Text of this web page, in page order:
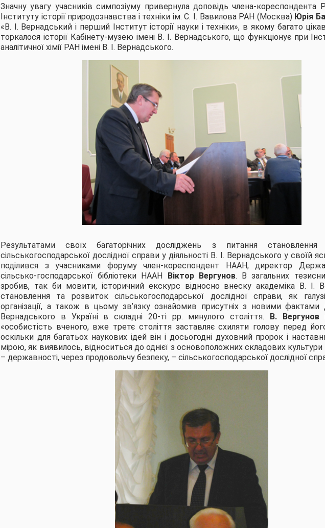
Значну увагу учасників симпозіуму привернула доповідь члена-кореспондента
Інституту історії природознавства і техніки ім. С. І. Вавилова РАН (Москва) Юрія
«В. І. Вернадський і перший Інститут історії науки і техніки», в якому багато
торкалося історії Кабінету-музею імені В. І. Вернадського, що функціонує при
аналітичної хімії РАН імені В. І. Вернадського.
Результатами своїх багаторічних досліджень з питання
сільськогосподарської дослідної справи у діяльності В. І. Вернадського у своїй
поділився з учасниками форуму член-кореспондент НААН, директор
сільсько-господарської бібліотеки НААН
Віктор Вергунов. В загальних
зробив, так би мовити, історичний екскурс відносно внеску академіка В. І.
становлення та розвиток сільськогосподарської дослідної справи, як
організації, а також в цьому зв’язку ознайомив присутніх з новими фактами
Вернадського в Україні в складні 20-ті рр. минулого століття. В. Вергунов
«особистість вченого, вже третє століття заставляє схиляти голову перед
оскільки для багатьох наукових ідей він і досьогодні духовний пророк і
мірою, як виявилось, відноситься до однієї з основоположних складових культури
– державності, через продовольчу безпеку, – сільськогосподарської дослідної